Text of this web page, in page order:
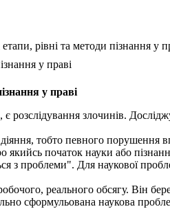
рівні та методи пізнання у
у праві
у праві
злочинів.
тобто певного порушення
якийсь початок науки або
з проблеми". Для наукової
реального обсягу. Він
сформульована наукова